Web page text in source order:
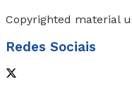
Copyrighted material
Redes Sociais